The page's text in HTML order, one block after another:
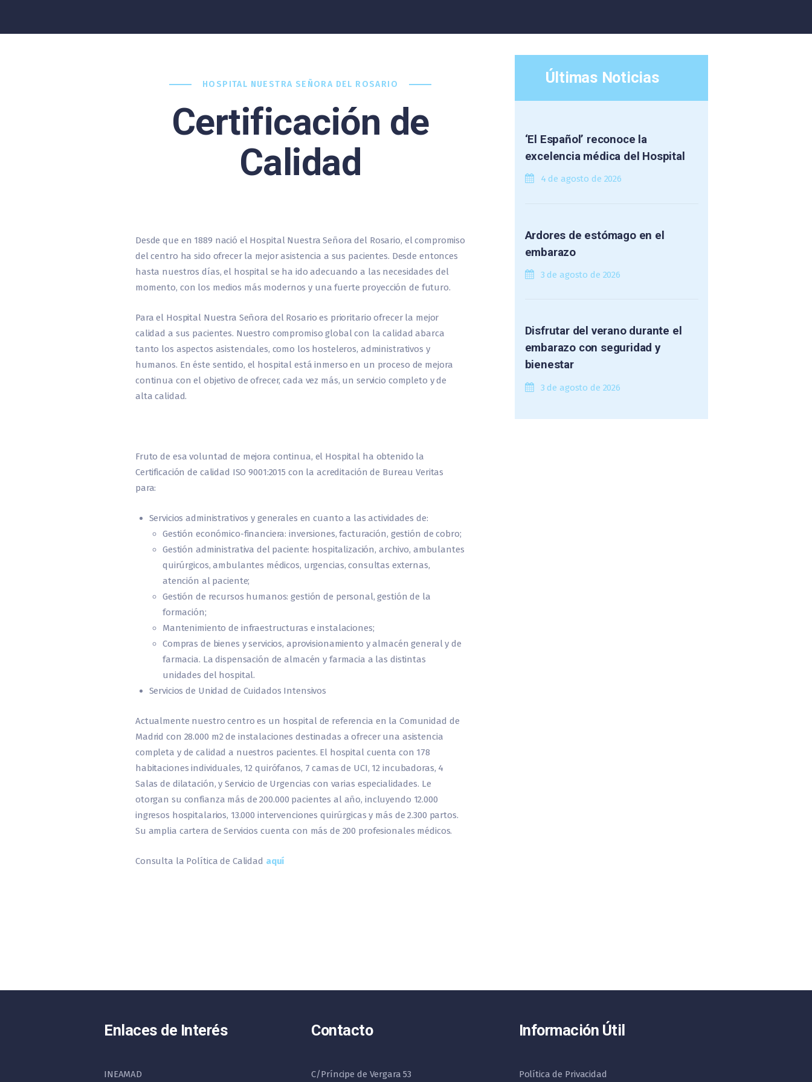
HOSPITAL NUESTRA SEÑORA DEL ROSARIO
Certificación de
Calidad
Desde que en 1889 nació el Hospital Nuestra Señora del Rosario, el compromiso
del centro ha sido ofrecer la mejor asistencia a sus pacientes. Desde entonces
hasta nuestros días, el hospital se ha ido adecuando a las necesidades del
momento, con los medios más modernos y una fuerte proyección de futuro.
Para el Hospital Nuestra Señora del Rosario es prioritario ofrecer la mejor
calidad a sus pacientes. Nuestro compromiso global con la calidad abarca
tanto los aspectos asistenciales, como los hosteleros, administrativos y
humanos. En éste sentido, el hospital está inmerso en un proceso de mejora
continua con el objetivo de ofrecer, cada vez más, un servicio completo y de
alta calidad.
Fruto de esa voluntad de mejora continua, el Hospital ha obtenido la
Certificación de calidad ISO 9001:2015 con la acreditación de Bureau Veritas
para:
Servicios administrativos y generales en cuanto a las actividades de:
Gestión económico-financiera: inversiones, facturación, gestión de cobro;
Gestión administrativa del paciente: hospitalización, archivo, ambulantes
quirúrgicos, ambulantes médicos, urgencias, consultas externas,
atención al paciente;
Gestión de recursos humanos: gestión de personal, gestión de la
formación;
Mantenimiento de infraestructuras e instalaciones;
Compras de bienes y servicios, aprovisionamiento y almacén general y de
farmacia. La dispensación de almacén y farmacia a las distintas
unidades del hospital.
Servicios de Unidad de Cuidados Intensivos
Actualmente nuestro centro es un hospital de referencia en la Comunidad de
Madrid con 28.000 m2 de instalaciones destinadas a ofrecer una asistencia
completa y de calidad a nuestros pacientes. El hospital cuenta con 178
habitaciones individuales, 12 quirófanos, 7 camas de UCI, 12 incubadoras, 4
Salas de dilatación, y Servicio de Urgencias con varias especialidades. Le
otorgan su confianza más de 200.000 pacientes al año, incluyendo 12.000
ingresos hospitalarios, 13.000 intervenciones quirúrgicas y más de 2.300 partos.
Su amplia cartera de Servicios cuenta con más de 200 profesionales médicos.
Consulta la Política de Calidad aquí
Últimas Noticias
‘El Español’ reconoce la
excelencia médica del Hospital
4 de agosto de 2026
Ardores de estómago en el
embarazo
3 de agosto de 2026
Disfrutar del verano durante el
embarazo con seguridad y
bienestar
3 de agosto de 2026
Enlaces de Interés
INEAMAD
Contacto
C/Príncipe de Vergara 53
Información Útil
Política de Privacidad